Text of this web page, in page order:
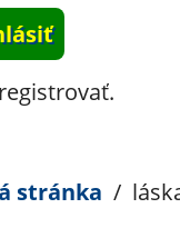
stránka /